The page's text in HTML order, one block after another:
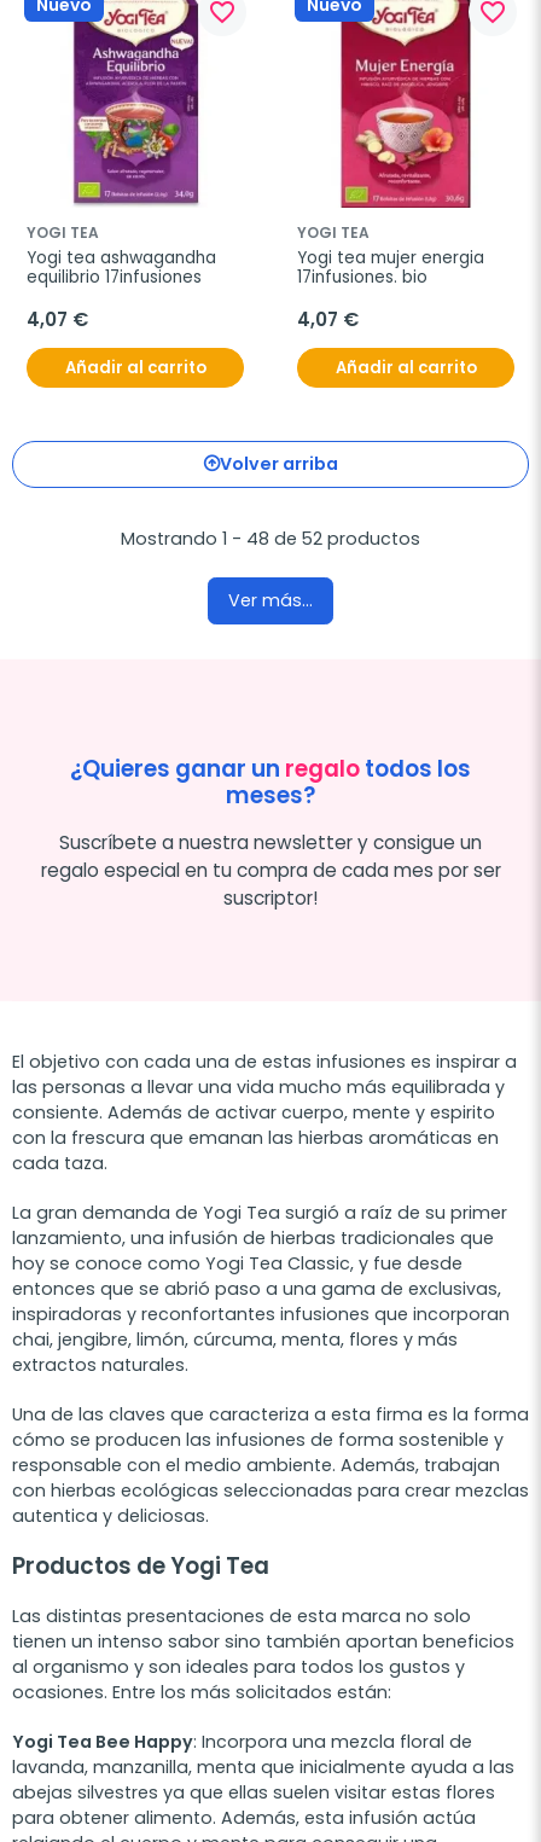
Nuevo favorite_border
YOGI TEA
Yogi tea ashwagandha
equilibrio 17infusiones
4,07 €
Añadir al carrito
Nuevo favorite_border
YOGI TEA
Yogi tea mujer energia
17infusiones. bio
4,07 €
Añadir al carrito
Volver arriba
Mostrando 1 - 48 de 52 productos
Ver más...
¿Quieres ganar un regalotodos los
meses?
Suscríbete a nuestra newsletter y consigue un
regalo especial en tu compra de cada mes por ser
suscriptor!
El objetivo con cada una de estas infusiones es inspirar a
las personas a llevar una vida mucho más equilibrada y
consiente. Además de activar cuerpo, mente y espirito
con la frescura que emanan las hierbas aromáticas en
cada taza.
La gran demanda de Yogi Tea surgió a raíz de su primer
lanzamiento, una infusión de hierbas tradicionales que
hoy se conoce como Yogi Tea Classic, y fue desde
entonces que se abrió paso a una gama de exclusivas,
inspiradoras y reconfortantes infusiones que incorporan
chai, jengibre, limón, cúrcuma, menta, flores y más
extractos naturales.
Una de las claves que caracteriza a esta firma es la forma
cómo se producen las infusiones de forma sostenible y
responsable con el medio ambiente. Además, trabajan
con hierbas ecológicas seleccionadas para crear mezclas
autentica y deliciosas.
Productos de Yogi Tea
Las distintas presentaciones de esta marca no solo
tienen un intenso sabor sino también aportan beneficios
al organismo y son ideales para todos los gustos y
ocasiones. Entre los más solicitados están:
Yogi Tea Bee Happy: Incorpora una mezcla floral de
lavanda, manzanilla, menta que inicialmente ayuda a las
abejas silvestres ya que ellas suelen visitar estas flores
para obtener alimento. Además, esta infusión actúa